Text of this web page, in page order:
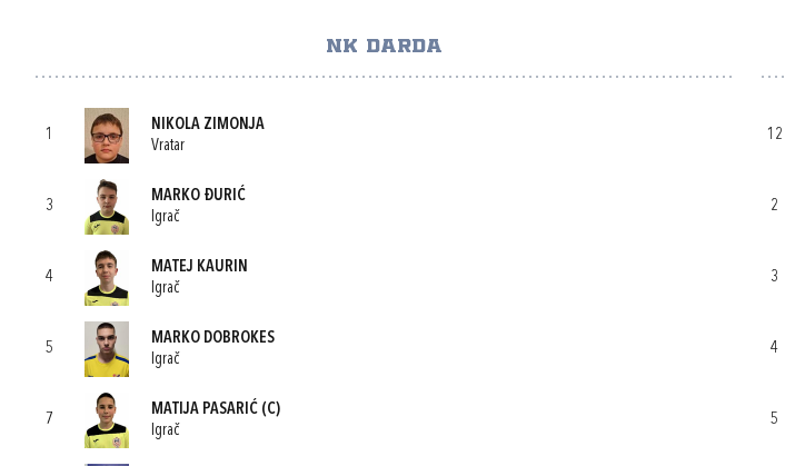
NK DARDA
1
NIKOLA ZIMONJA
Vratar
3
MARKO ĐURIĆ
Igrač
4
MATEJ KAURIN
Igrač
5
MARKO DOBROKES
Igrač
7
MATIJA PASARIĆ (C)
Igrač
12
2
3
4
5